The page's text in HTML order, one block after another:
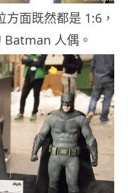
面既然都是 1:6，
人偶。